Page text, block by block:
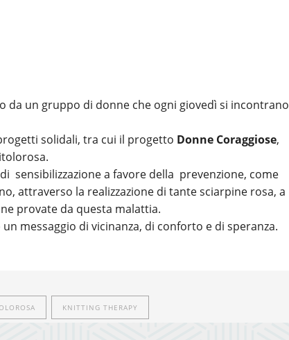
da un gruppo di donne che ogni giovedì si incontrano
solidali, tra cui il progetto Donne Coraggiose,
sensibilizzazione a favore della prevenzione, come
attraverso la realizzazione di tante sciarpine rosa, a
provate da questa malattia.
messaggio di vicinanza, di conforto e di speranza.
KNITTING THERAPY